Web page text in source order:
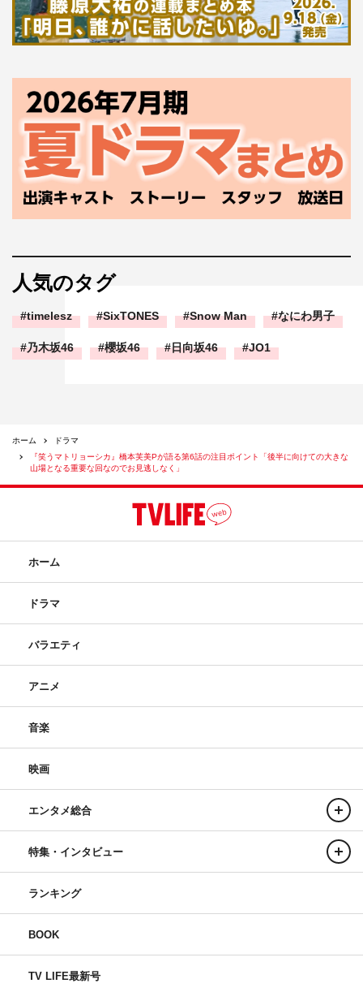
人気のタグ
timelesz SixTONES Snow Man なにわ男子
乃木坂46 櫻坂46 日向坂46 JO1
ホーム
ドラマ
『笑うマトリョーシカ』橋本芙美Pが語る第6話の注目ポイント「後半に向けての大きな
山場となる重要な回なのでお見逃しなく」
ホーム
ドラマ
バラエティ
アニメ
音楽
映画
エンタメ総合
特集・インタビュー
ランキング
BOOK
TV LIFE最新号